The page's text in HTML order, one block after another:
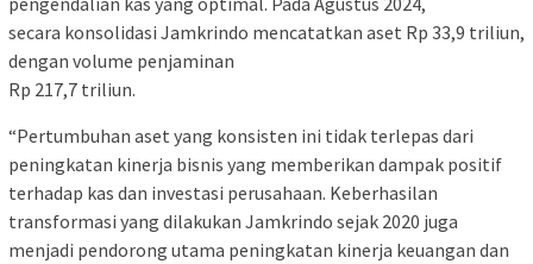
secara konsolidasi Jamkrindo mencatatkan aset Rp 33,9 triliun,
dengan volume penjaminan
Rp 217,7 triliun.
“Pertumbuhan aset yang konsisten ini tidak terlepas dari
peningkatan kinerja bisnis yang memberikan dampak positif
terhadap kas dan investasi perusahaan. Keberhasilan
transformasi yang dilakukan Jamkrindo sejak 2020 juga
menjadi pendorong utama peningkatan kinerja keuangan dan